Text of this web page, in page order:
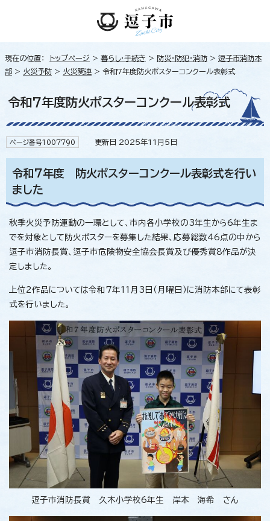
現在の位置： トップページ > 暮らし・手続き > 防災・防犯・消防 > 逗子市消防本
部 > 火災予防 > 火災関連 > 令和7年度防火ポスターコンクール表彰式
令和7年度防火ポスターコンクール表彰式
ページ番号1007790 更新日 2025年11月5日
令和7年度 防火ポスターコンクール表彰式を行い
ました
秋季火災予防運動の一環として、市内各小学校の3年生から6年生ま
でを対象として防火ポスターを募集した結果、応募総数46点の中から
逗子市消防長賞、逗子市危険物安全協会長賞及び優秀賞8作品が決
定しました。
上位2作品については令和7年11月3日（月曜日）に消防本部にて表彰
式を行いました。
逗子市消防長賞 久木小学校6年生 岸本 海希 さん